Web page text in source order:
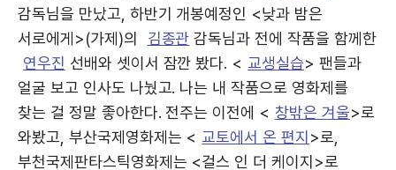
감독님을 만났고, 하반기 개봉예정인 <낮과 밤은
서로에게>(가제)의
김종관 감독님과 전에 작품을 함께한
연우진 선배와 셋이서 잠깐 봤다. < 교생실습> 팬들과
얼굴 보고 인사도 나눴고. 나는 내 작품으로 영화제를
찾는 걸 정말 좋아한다. 전주는 이전에 < 창밖은 겨울>로
와봤고, 부산국제영화제는 < 교토에서 온 편지 >로,
부천국제판타스틱영화제는 <걸스 인 더 케이지>로